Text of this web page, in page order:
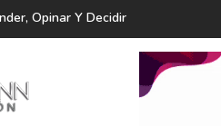
Opinar Y Decidir